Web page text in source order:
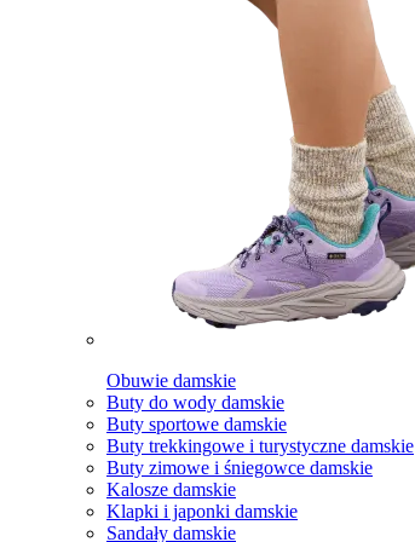
Obuwie damskie
Buty do wody damskie
Buty sportowe damskie
Buty trekkingowe i turystyczne damskie
Buty zimowe i śniegowce damskie
Kalosze damskie
Klapki i japonki damskie
Sandały damskie